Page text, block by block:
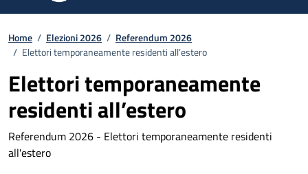
Home / Elezioni 2026 / Referendum 2026
/ Elettori temporaneamente residenti all’estero
Elettori temporaneamente
residenti all’estero
Referendum 2026 - Elettori temporaneamente residenti
all'estero